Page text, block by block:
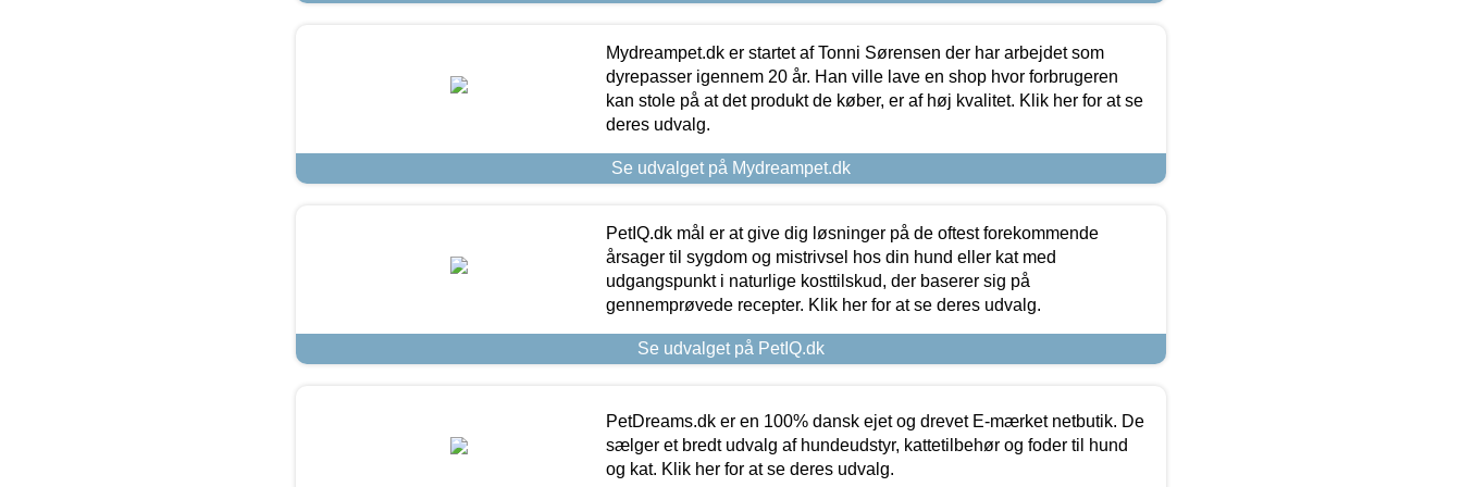
Mydreampet.dk er startet af Tonni Sørensen der har arbejdet som
dyrepasser igennem 20 år. Han ville lave en shop hvor forbrugeren
kan stole på at det produkt de køber, er af høj kvalitet. Klik her for at se
deres udvalg.
Se udvalget på Mydreampet.dk
PetIQ.dk mål er at give dig løsninger på de oftest forekommende
årsager til sygdom og mistrivsel hos din hund eller kat med
udgangspunkt i naturlige kosttilskud, der baserer sig på
gennemprøvede recepter. Klik her for at se deres udvalg.
Se udvalget på PetIQ.dk
PetDreams.dk er en 100% dansk ejet og drevet E-mærket netbutik. De
sælger et bredt udvalg af hundeudstyr, kattetilbehør og foder til hund
og kat. Klik her for at se deres udvalg.